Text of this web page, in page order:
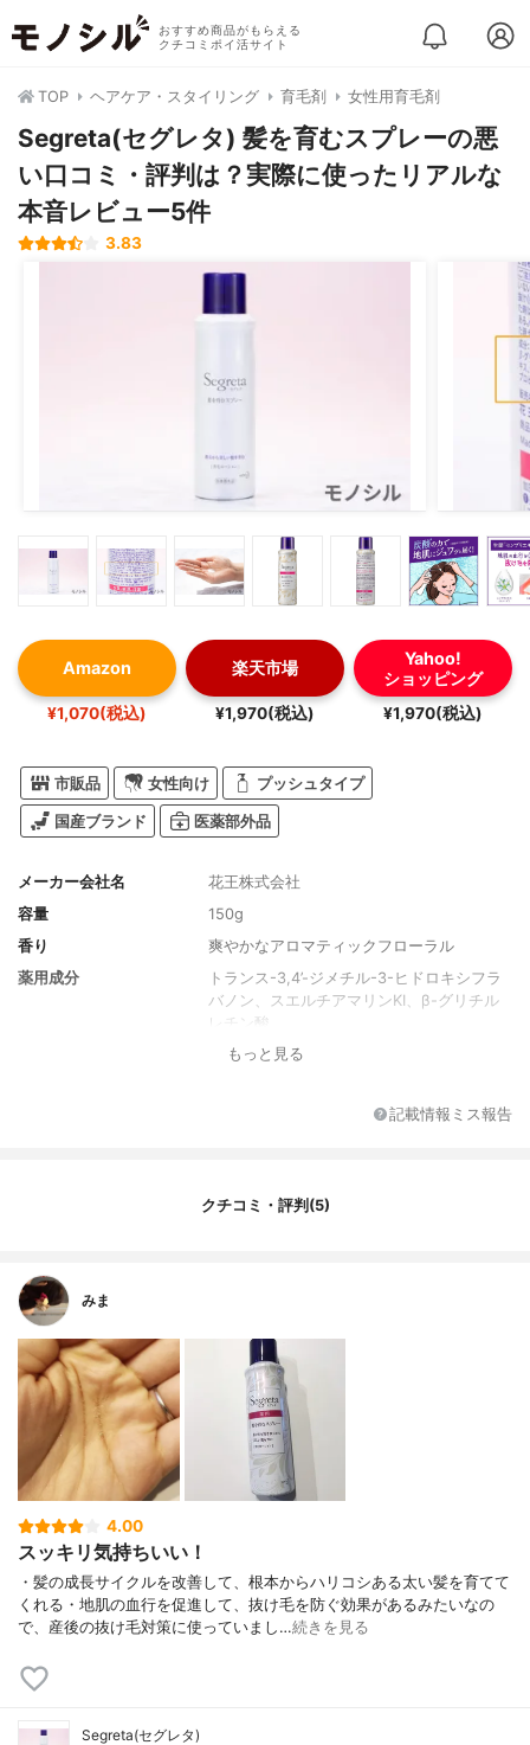
おすすめ商品がもらえる
クチコミポイ活サイト
TOP ヘアケア・スタイリング 育毛剤 女性用育毛剤
Segreta(セグレタ) 髪を育むスプレーの悪
い口コミ・評判は？実際に使ったリアルな
本音レビュー5件
3.83
Amazon
¥1,070(税込)
楽天市場
¥1,970(税込)
Yahoo!
ショッピング
¥1,970(税込)
市販品 女性向け プッシュタイプ
国産ブランド 医薬部外品
メーカー会社名
花王株式会社
容量
150g
香り
爽やかなアロマティックフローラル
薬用成分
トランス-3,4’-ジメチル-3-ヒドロキシフラ
バノン、スエルチアマリンKI、β-グリチル
レチン酸
トランス-3,4’-ジメチル-3-ヒドロキシフラ
無水エタノール、ユーカリエキス、ローズ
もっと見る
記載情報ミス報告
クチコミ・評判(5)
みま
4.00
スッキリ気持ちいい！
・髪の成長サイクルを改善して、根本からハリコシある太い髪を育てて
くれる・地肌の血行を促進して、抜け毛を防ぐ効果があるみたいなの
で、産後の抜け毛対策に使っていまし…続きを見る
Segreta(セグレタ)